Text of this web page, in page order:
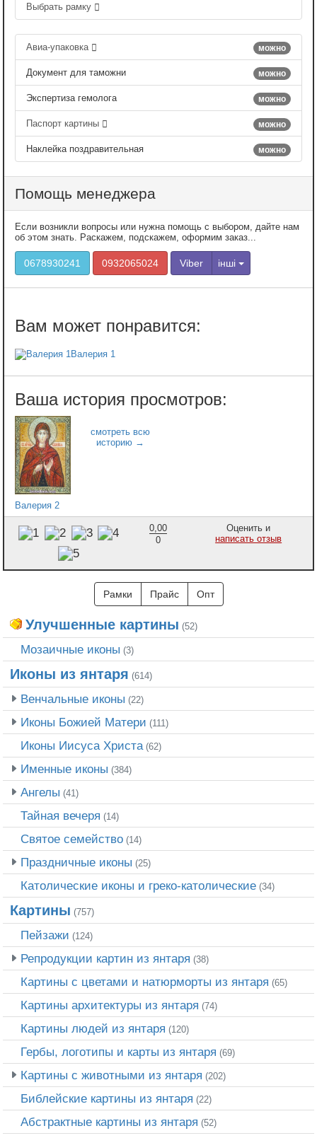
Выбрать рамку
можно
Авиа-упаковка
можно
Документ для таможни
можно
Экспертиза гемолога
можно
Паспорт картины
можно
Наклейка поздравительная
Помощь менеджера
Если возникли вопросы или нужна помощь с выбором, дайте нам
об этом знать. Раскажем, подскажем, оформим заказ...
0678930241 0932065024 Viber інші
Валерия 1
Валерия 2
0,00
0
Оценить и
написать отзыв
Рамки Прайс Опт
Улучшенные картины (52)
Мозаичные иконы (3)
Иконы из янтаря (614)
Венчальные иконы (22)
Иконы Божией Матери (111)
Иконы Иисуса Христа (62)
Именные иконы (384)
Ангелы (41)
Тайная вечеря (14)
Святое семейство (14)
Праздничные иконы (25)
Католические иконы и греко-католические (34)
Картины (757)
Пейзажи (124)
Репродукции картин из янтаря (38)
Картины с цветами и натюрморты из янтаря (65)
Картины архитектуры из янтаря (74)
Картины людей из янтаря (120)
Гербы, логотипы и карты из янтаря (69)
Картины с животными из янтаря (202)
Библейские картины из янтаря (22)
Абстрактные картины из янтаря (52)